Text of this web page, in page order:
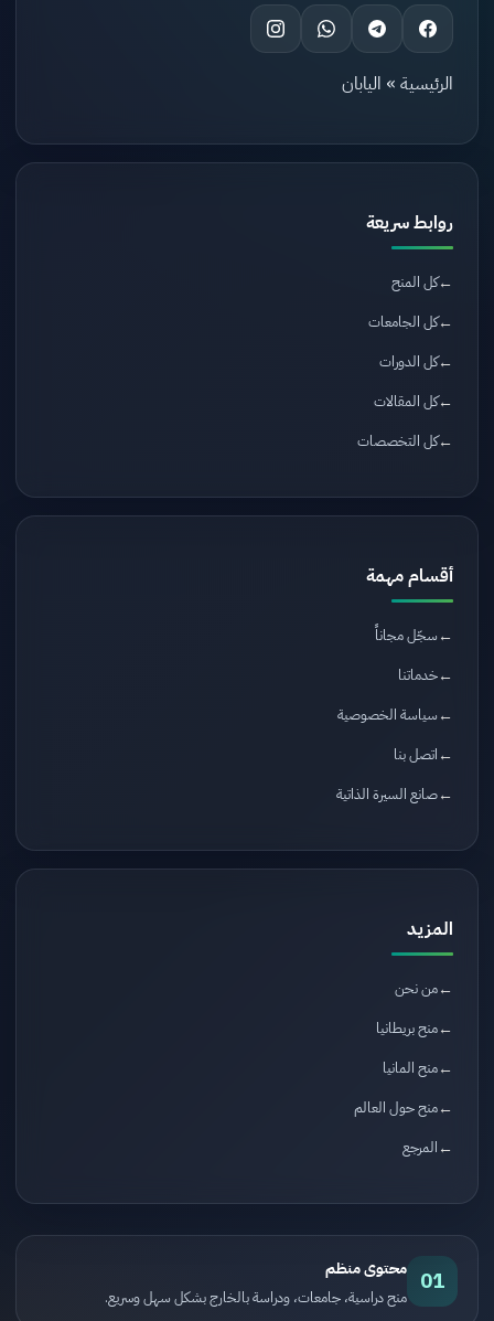
الرئيسية » اليابان
روابط سريعة
كل المنح
كل الجامعات
كل الدورات
كل المقالات
كل التخصصات
أقسام مهمة
سجّل مجاناً
خدماتنا
سياسة الخصوصية
اتصل بنا
صانع السيرة الذاتية
المزيد
من نحن
منح بريطانيا
منح المانيا
منح حول العالم
المرجع
01 محتوى منظم
منح دراسية، جامعات، ودراسة بالخارج بشكل سهل وسريع.